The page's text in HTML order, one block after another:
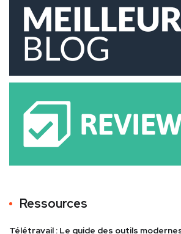
Ressources
Télétravail : Le guide des outils